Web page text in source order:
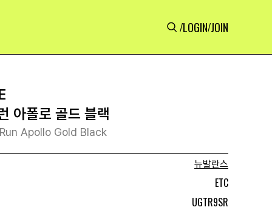
/LOGIN/JOIN
아폴로 골드 블랙
Apollo Gold Black
뉴발란스
ETC
UGTR9SR